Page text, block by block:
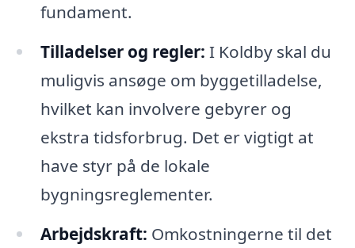
fundament.
Tilladelser og regler: I Koldby skal du
muligvis ansøge om byggetilladelse,
hvilket kan involvere gebyrer og
ekstra tidsforbrug. Det er vigtigt at
have styr på de lokale
bygningsreglementer.
Arbejdskraft: Omkostningerne til det